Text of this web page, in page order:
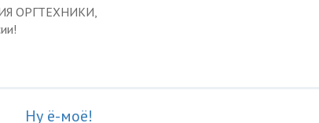
ОРГТЕХНИКИ,
Ну ё-моё!